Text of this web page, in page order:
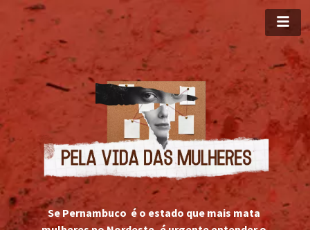
Se Pernambuco  é o estado que mais mata